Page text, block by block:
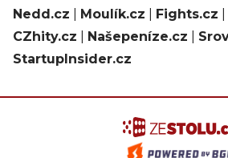
Nedd.cz
Moulík.cz Fights.cz
CZhity.cz
Našepeníze.cz
StartupInsider.cz